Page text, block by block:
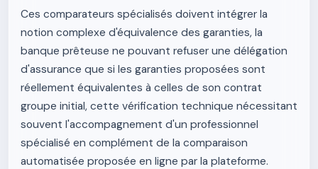
Ces comparateurs spécialisés doivent intégrer la
notion complexe d'équivalence des garanties, la
banque prêteuse ne pouvant refuser une délégation
d'assurance que si les garanties proposées sont
réellement équivalentes à celles de son contrat
groupe initial, cette vérification technique nécessitant
souvent l'accompagnement d'un professionnel
spécialisé en complément de la comparaison
automatisée proposée en ligne par la plateforme.